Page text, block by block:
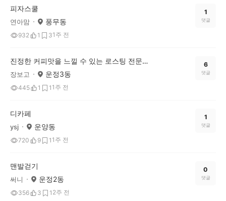
피자스쿨
연아맘 풍무동
932 1 31주 전
1
댓글
진정한 커피맛을 느낄 수 있는 로스팅 전문점 "단골커피로스터스"
장보고 운정3동
445 1 1 1주 전
6
댓글
디카페
ysj 운양동
720 9 1 1주 전
1
댓글
맨발걷기
써니 운정2동
356 3 1 2주 전
0
댓글